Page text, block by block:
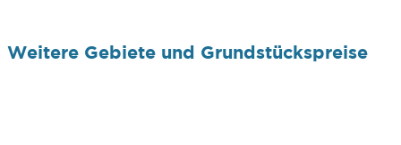
Weitere Gebiete und Grundstückspreise